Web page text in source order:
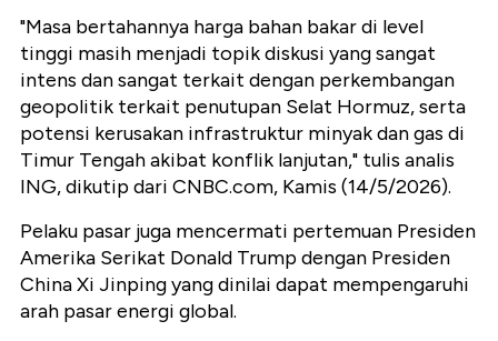
"Masa bertahannya harga bahan bakar di level
tinggi masih menjadi topik diskusi yang sangat
intens dan sangat terkait dengan perkembangan
geopolitik terkait penutupan Selat Hormuz, serta
potensi kerusakan infrastruktur minyak dan gas di
Timur Tengah akibat konflik lanjutan," tulis analis
ING, dikutip dari CNBC.com, Kamis (14/5/2026).
Pelaku pasar juga mencermati pertemuan Presiden
Amerika Serikat Donald Trump dengan Presiden
China Xi Jinping yang dinilai dapat mempengaruhi
arah pasar energi global.